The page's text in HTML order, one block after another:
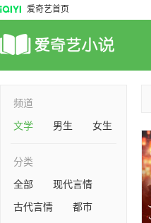
爱奇艺首页
频道
文学
男生 女生
分类
全部
现代言情
古代言情
都市